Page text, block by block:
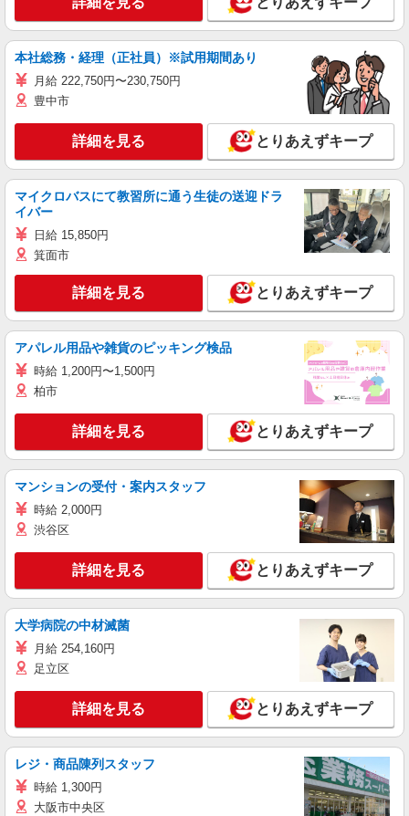
本社総務・経理（正社員）※試用期間あり
月給 222,750円〜230,750円
豊中市
詳細を見る とりあえずキープ
マイクロバスにて教習所に通う生徒の送迎ドラ
イバー
日給 15,850円
箕面市
詳細を見る とりあえずキープ
アパレル用品や雑貨のピッキング検品
時給 1,200円〜1,500円
柏市
詳細を見る とりあえずキープ
マンションの受付・案内スタッフ
時給 2,000円
渋谷区
詳細を見る とりあえずキープ
大学病院の中材滅菌
月給 254,160円
足立区
詳細を見る とりあえずキープ
レジ・商品陳列スタッフ
時給 1,300円
大阪市中央区